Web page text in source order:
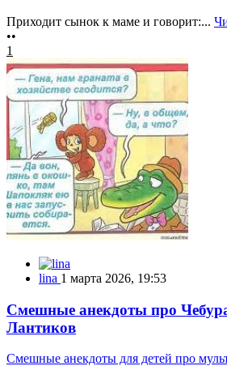
Приходит сынок к маме и говорит:...
••
1
lina 1 марта 2026, 19:53
Смешные анекдоты про
Лантиков
Смешные анекдоты для детей про